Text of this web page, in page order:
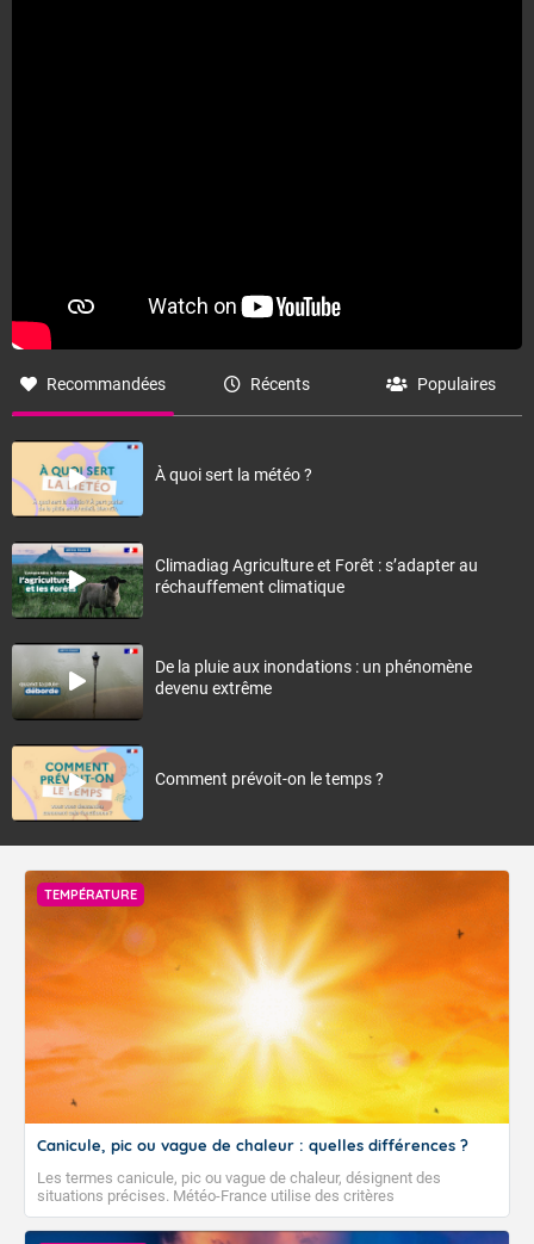
Recommandées Récents Populaires
À quoi sert la météo ?
Climadiag Agriculture et Forêt : s’adapter au
réchauffement climatique
De la pluie aux inondations : un phénomène
devenu extrême
Comment prévoit-on le temps ?
TEMPÉRATURE
Canicule, pic ou vague de chaleur : quelles différences ?
Les termes canicule, pic ou vague de chaleur, désignent des
situations précises. Météo-France utilise des critères
climatologiques pour évaluer et qualifier les épisodes de chaleur qui
peuvent avoir des impacts sanitaires et socio-économiques